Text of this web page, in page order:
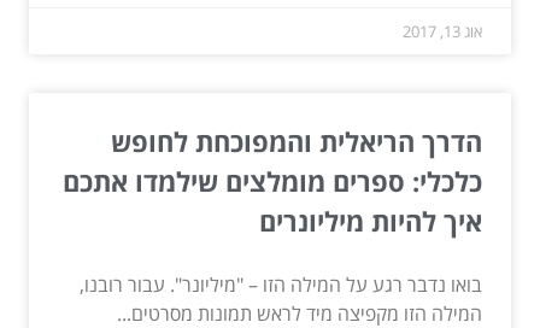
אוג 13, 2017
הדרך הריאלית והמפוכחת לחופש
כלכלי: ספרים מומלצים שילמדו אתכם
איך להיות מיליונרים
בואו נדבר רגע על המילה הזו – "מיליונר". עבור רובנו,
המילה הזו מקפיצה מיד לראש תמונות מסרטים...